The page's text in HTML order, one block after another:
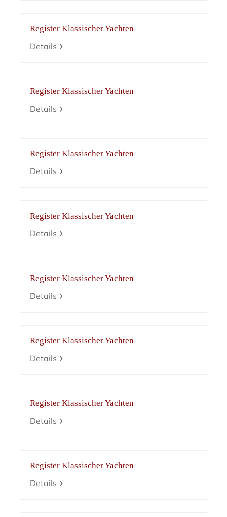
Register Klassischer Yachten
Details
Register Klassischer Yachten
Details
Register Klassischer Yachten
Details
Register Klassischer Yachten
Details
Register Klassischer Yachten
Details
Register Klassischer Yachten
Details
Register Klassischer Yachten
Details
Register Klassischer Yachten
Details